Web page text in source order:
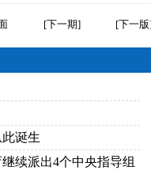
[下一期] [下一版
诞生
续派出4个中央指导组